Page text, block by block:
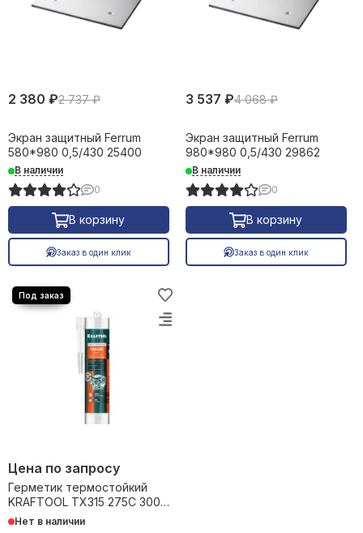
2 380 ₽2 737 ₽
Экран защитный Ferrum
580*980 0,5/430 25400
В наличии
0
В корзину
Заказ в один клик
3 537 ₽4 068 ₽
Экран защитный Ferrum
980*980 0,5/430 29862
В наличии
0
В корзину
Заказ в один клик
Цена по запросу
Герметик термостойкий
KRAFTOOL TX315 275С 300
мл красный 33583
Нет в наличии